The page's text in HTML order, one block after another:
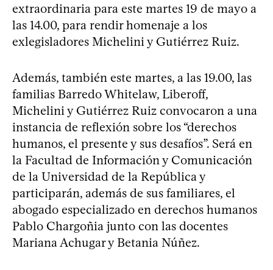
extraordinaria para este martes 19 de mayo a
las 14.00, para rendir homenaje a los
exlegisladores Michelini y Gutiérrez Ruiz.
Además, también este martes, a las 19.00, las
familias Barredo Whitelaw, Liberoff,
Michelini y Gutiérrez Ruiz convocaron a una
instancia de reflexión sobre los “derechos
humanos, el presente y sus desafíos”. Será en
la Facultad de Información y Comunicación
de la Universidad de la República y
participarán, además de sus familiares, el
abogado especializado en derechos humanos
Pablo Chargoñia junto con las docentes
Mariana Achugar y Betania Núñez.